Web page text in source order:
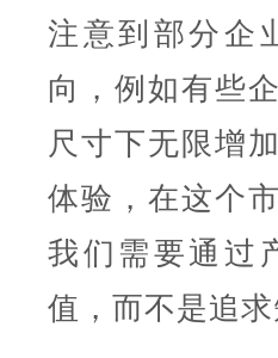
注意到部分企
向，例如有些
尺寸下无限增
体验，在这个
我们需要通过
值，而不是追求